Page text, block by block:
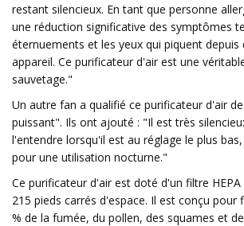
restant silencieux. En tant que personne
une réduction significative des symptômes
éternuements et les yeux qui piquent depuis
appareil. Ce purificateur d'air est une
sauvetage."
Un autre fan a qualifié ce purificateur d'air
puissant". Ils ont ajouté : "Il est très
l'entendre lorsqu'il est au réglage le plus
pour une utilisation nocturne."
Ce purificateur d'air est doté d'un filtre
215 pieds carrés d'espace. Il est conçu pour
% de la fumée, du pollen, des squames et